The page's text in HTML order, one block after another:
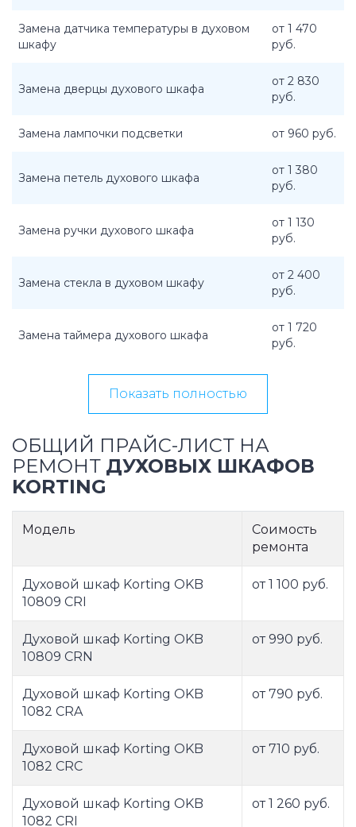
Замена датчика температуры в духовом
шкафу
от 1 470
руб.
Замена дверцы духового шкафа
от 2 830
руб.
Замена лампочки подсветки от 960 руб.
Замена петель духового шкафа
от 1 380
руб.
Замена ручки духового шкафа
от 1 130
руб.
Замена стекла в духовом шкафу
от 2 400
руб.
Замена таймера духового шкафа
от 1 720
руб.
Показать полностью
ОБЩИЙ ПРАЙС-ЛИСТ НА
РЕМОНТ ДУХОВЫХ ШКАФОВ
KORTING
Модель
Соимость
ремонта
Духовой шкаф Korting OKB
10809 CRI
от 1 100 руб.
Духовой шкаф Korting OKB
10809 CRN
от 990 руб.
Духовой шкаф Korting OKB
1082 CRA
от 790 руб.
Духовой шкаф Korting OKB
1082 CRC
от 710 руб.
Духовой шкаф Korting OKB
1082 CRI
от 1 260 руб.